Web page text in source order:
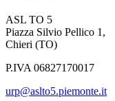
ASL TO 5
Piazza Silvio Pellico 1,
Chieri (TO)
P.IVA 06827170017
urp@aslto5.piemonte.it